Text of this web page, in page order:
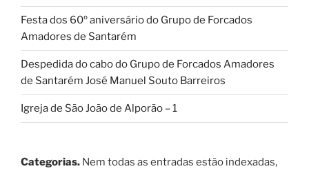
Festa dos 60º aniversário do Grupo de Forcados
Amadores de Santarém
Despedida do cabo do Grupo de Forcados Amadores
de Santarém José Manuel Souto Barreiros
Igreja de São João de Alporão – 1
Categorias. Nem todas as entradas estão indexadas,